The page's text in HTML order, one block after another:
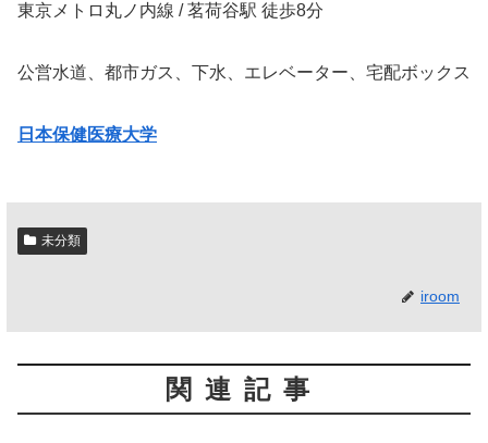
東京メトロ丸ノ内線 / 茗荷谷駅 徒歩8分
公営水道、都市ガス、下水、エレベーター、宅配ボックス
日本保健医療大学
未分類
iroom
関連記事